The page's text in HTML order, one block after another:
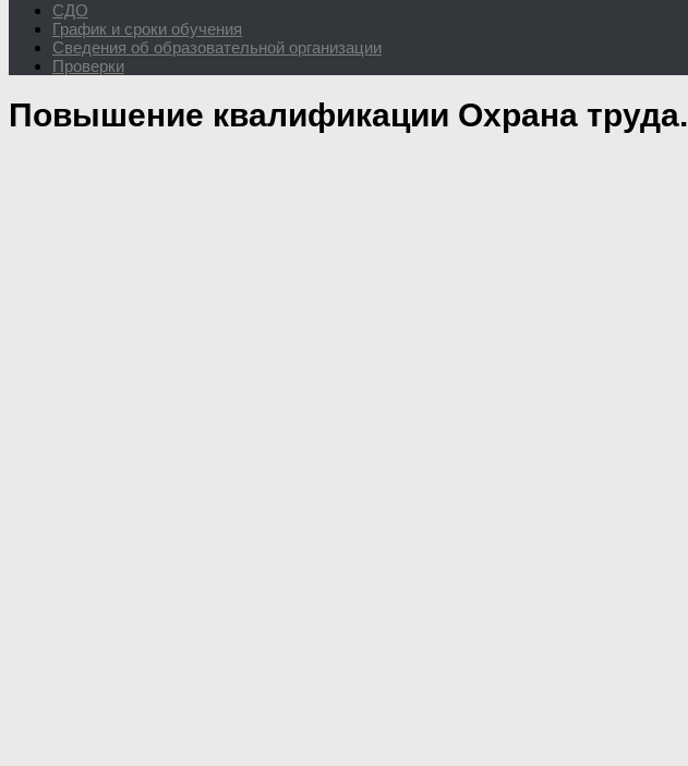
СДО
График и сроки обучения
Сведения об образовательной организации
Проверки
Повышение квалификации Охрана труда.